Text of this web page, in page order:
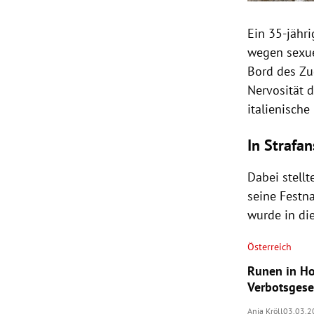
Ein 35-
wegen
Bord des
Nervosität
italienische
In
Dabei
seine
wurde in
Österreich
Runen in
Anja Kröll